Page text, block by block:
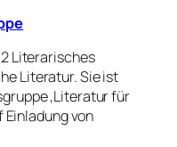
Literarisches
Literatur. Sie ist
‚Literatur für
Einladung von